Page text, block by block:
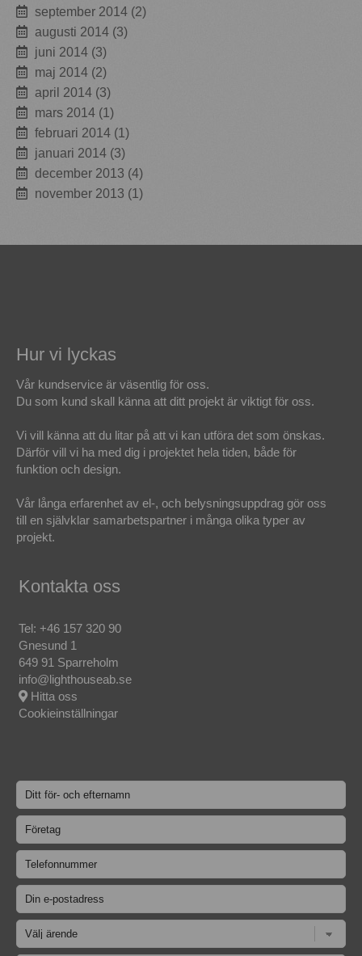
september 2014 (2)
augusti 2014 (3)
juni 2014 (3)
maj 2014 (2)
april 2014 (3)
mars 2014 (1)
februari 2014 (1)
januari 2014 (3)
december 2013 (4)
november 2013 (1)
Hur vi lyckas
Vår kundservice är väsentlig för oss.
Du som kund skall känna att ditt projekt är viktigt för oss.
Vi vill känna att du litar på att vi kan utföra det som önskas.
Därför vill vi ha med dig i projektet hela tiden, både för
funktion och design.
Vår långa erfarenhet av el-, och belysningsuppdrag gör oss
till en självklar samarbetspartner i många olika typer av
projekt.
Kontakta oss
Tel: +46 157 320 90
Gnesund 1
649 91 Sparreholm
info@lighthouseab.se
Hitta oss
Cookieinställningar